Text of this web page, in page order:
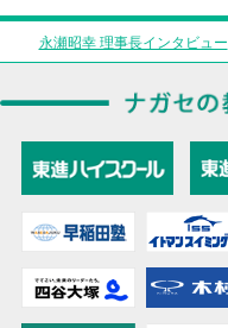
永瀬昭幸 理事長インタビュー